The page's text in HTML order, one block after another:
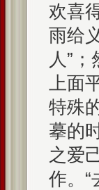
欢喜
雨给
人”
上面
特殊
摹的
之爱
作。“